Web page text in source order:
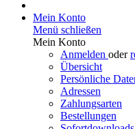
Mein Konto
Menü schließen
Mein Konto
Anmelden oder
Übersicht
Persönliche
Adressen
Zahlungsarten
Bestellungen